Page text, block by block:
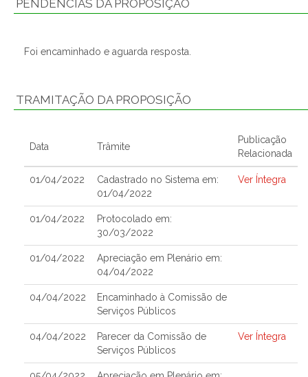
PENDÊNCIAS DA PROPOSIÇÃO
Foi encaminhado e aguarda resposta.
TRAMITAÇÃO DA PROPOSIÇÃO
Data Trâmite
Publicação
Relacionada
01/04/2022
Cadastrado no Sistema em:
01/04/2022
Ver Íntegra
01/04/2022
Protocolado em:
30/03/2022
01/04/2022
Apreciação em Plenário em:
04/04/2022
04/04/2022
Encaminhado à Comissão de
Serviços Públicos
04/04/2022
Parecer da Comissão de
Serviços Públicos
Ver Íntegra